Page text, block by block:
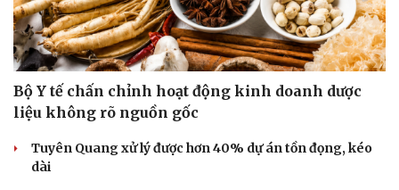
Bộ Y tế chấn chỉnh hoạt động kinh doanh dược
liệu không rõ nguồn gốc
Tuyên Quang xử lý được hơn 40% dự án tồn đọng, kéo
dài